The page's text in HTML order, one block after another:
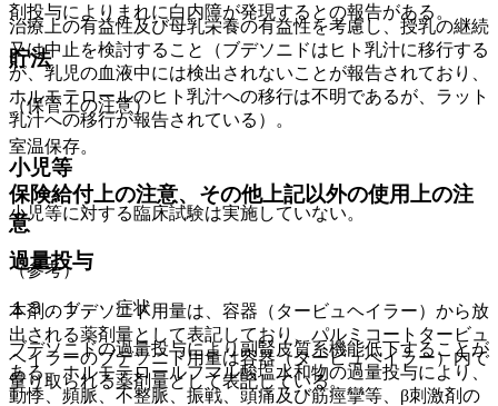
剤投与によりまれに白内障が発現するとの報告がある。
貯法
（保管上の注意）
室温保存。
保険給付上の注意、その他上記以外の使用上の注
意
（参考）
本剤のブデソニド用量は、容器（タービュヘイラー）から放
出される薬剤量として表記しており、パルミコートタービュ
ヘイラーのブデソニド用量は容器（タービュヘイラー）内で
量り取られる薬剤量として表記している。
治療上の有益性及び母乳栄養の有益性を考慮し、授乳の継続
又は中止を検討すること（ブデソニドはヒト乳汁に移行する
が、乳児の血液中には検出されないことが報告されており、
ホルモテロールのヒト乳汁への移行は不明であるが、ラット
乳汁への移行が報告されている）。
小児等
小児等に対する臨床試験は実施していない。
過量投与
１３．１． 症状
ブデソニドの過量投与により副腎皮質系機能低下することが
ある。ホルモテロールフマル酸塩水和物の過量投与により、
動悸、頻脈、不整脈、振戦、頭痛及び筋痙攣等、β刺激剤の